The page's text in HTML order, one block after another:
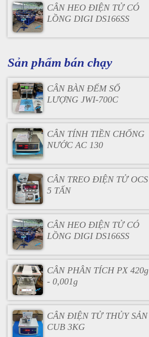
CÂN HEO ĐIỆN TỬ CÓ
LỒNG DIGI DS166SS
Sản phẩm bán chạy
CÂN BÀN ĐẾM SỐ
LƯỢNG JWI-700C
CÂN TÍNH TIỀN CHỐNG
NƯỚC AC 130
CÂN TREO ĐIỆN TỬ OCS
5 TẤN
CÂN HEO ĐIỆN TỬ CÓ
LỒNG DIGI DS166SS
CÂN PHÂN TÍCH PX 420g
- 0,001g
CÂN ĐIỆN TỬ THỦY SẢN
CUB 3KG